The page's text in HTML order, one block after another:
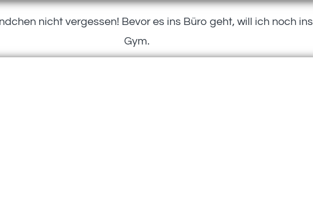
nicht vergessen! Bevor es ins Büro geht, will ich noch ins
Gym.